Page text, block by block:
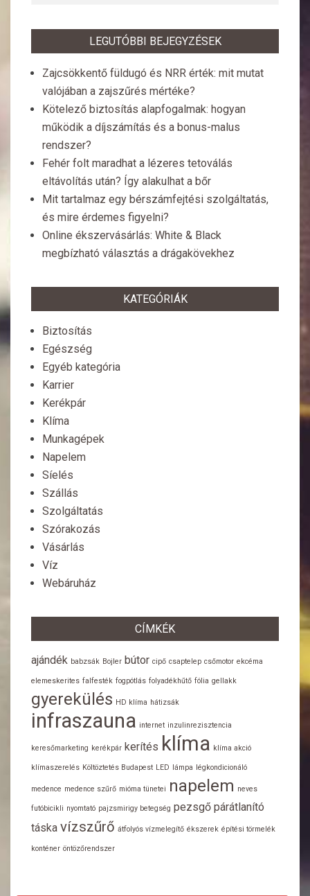
LEGUTÓBBI BEJEGYZÉSEK
Zajcsökkentő füldugó és NRR érték: mit mutat
valójában a zajszűrés mértéke?
Kötelező biztosítás alapfogalmak: hogyan
működik a díjszámítás és a bonus-malus
rendszer?
Fehér folt maradhat a lézeres tetoválás
eltávolítás után? Így alakulhat a bőr
Mit tartalmaz egy bérszámfejtési szolgáltatás,
és mire érdemes figyelni?
Online ékszervásárlás: White & Black
megbízható választás a drágakövekhez
KATEGÓRIÁK
Biztosítás
Egészség
Egyéb kategória
Karrier
Kerékpár
Klíma
Munkagépek
Napelem
Síelés
Szállás
Szolgáltatás
Szórakozás
Vásárlás
Víz
Webáruház
CÍMKÉK
ajándék babzsák Bojler bútor cipő csaptelep csőmotor ekcéma
elemeskerites falfesték fogpótlás folyadékhűtő fólia gellakk
gyerekülés HD klíma hátizsák
infraszauna internet inzulinrezisztencia
keresőmarketing kerékpár kerítés klíma klíma akció
klímaszerelés Költöztetés Budapest LED lámpa légkondicionáló
medence medence szűrő mióma tünetei napelem neves
futóbicikli nyomtató pajzsmirigy betegség pezsgő párátlanító
táska vízszűrő átfolyós vízmelegítő ékszerek építési törmelék
konténer öntözőrendszer